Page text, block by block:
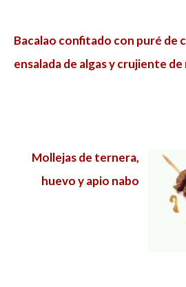
Bacalao confitado con puré de
ensalada de algas y crujiente
Mollejas de ternera,
huevo y apio nabo